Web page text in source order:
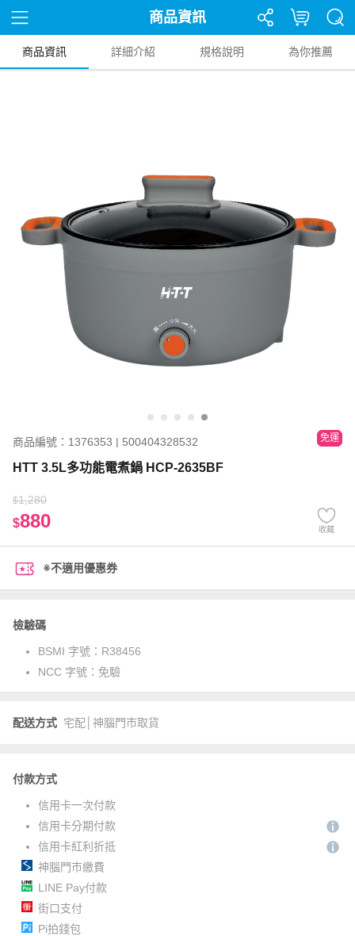
商品資訊
商品資訊 詳細介紹 規格說明 為你推薦
商品編號：1376353 | 500404328532 免運
HTT 3.5L多功能電煮鍋 HCP-2635BF
$1,280
$880 收藏
※不適用優惠券
檢驗碼
BSMI 字號： R38456
NCC 字號： 免驗
配送方式 宅配│神腦門市取貨
付款方式
信用卡一次付款
信用卡分期付款
信用卡紅利折抵
神腦門市繳費
LINE Pay付款
街口支付
Pi拍錢包